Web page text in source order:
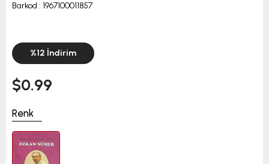
Barkod : 1967100011857
%12 İndirim
$0.99
Renk